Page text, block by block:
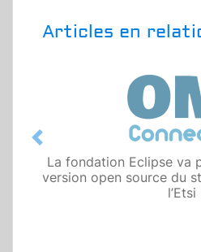
Articles en
La fondation Eclipse va
version open source du
l’Etsi
Previous